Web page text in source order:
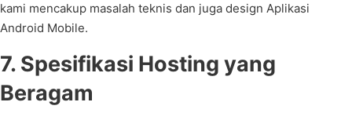
kami mencakup masalah teknis dan juga design Aplikasi
Android Mobile.
7. Spesifikasi Hosting yang
Beragam